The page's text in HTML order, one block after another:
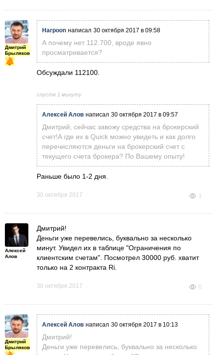
Дмитрий
Брыляков
Harpoon написал 30 октября 2017 в 09:58
А почему нет 112.700, вроде явно
просматривается?
Обсуждали 112100.
спустя 1 минуту
Алексей Алов написал 30 октября 2017 в 09:57
Дмитрий, сейчас завожу средства на брокерский
счет!А где их в Quick можно увидеть и как долго
перечисляются деньги на брокерский счет с
текущего счета брокера? По Вашему опыту!
Раньше было 1-2 дня.
30 октября 2017 1
Алексей
Алов
Дмитрий!
Деньги уже перевелись, буквально за несколько
минут. Увидел их в таблице "Ограничения по
клиентским счетам". Посмотрел 30000 руб. хватит
только на 2 контракта Ri.
30 октября 2017 0
Дмитрий
Брыляков
Алексей Алов написал 30 октября 2017 в 10:13
Дмитрий!
Деньги уже перевелись, буквально за несколько